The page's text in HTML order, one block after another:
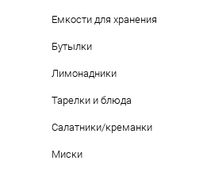
Емкости для хранения
Бутылки
Лимонадники
Тарелки и блюда
Салатники/креманки
Миски